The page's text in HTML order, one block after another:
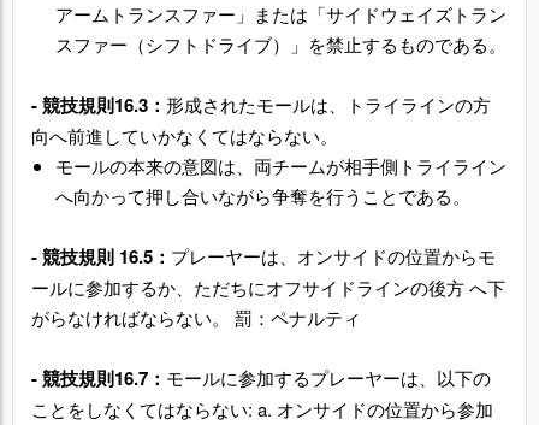
アームトランスファー」または「サイドウェイズトラン
スファー（シフトドライブ）」を禁止するものである。
-競技規則16.3 ： 形成されたモールは、トライラインの方
向へ前進していかなくてはならない。
モールの本来の意図は、両チームが相手側トライライン
へ向かって押し合いながら争奪を行うことである。
-競技規則 16.5 ： プレーヤーは、オンサイドの位置からモ
ールに参加するか、ただちにオフサイドラインの後方 へ下
がらなければならない。 罰：ペナルティ
-競技規則16.7： モールに参加するプレーヤーは、以下の
ことをしなくてはならない: a. オンサイドの位置から参加